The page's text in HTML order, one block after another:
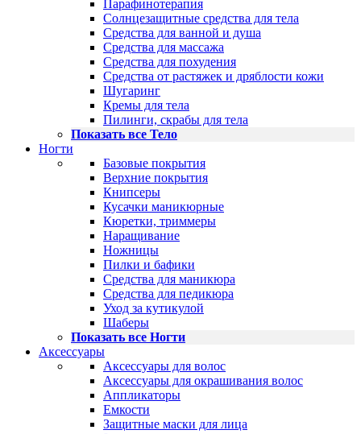
Парафинотерапия
Солнцезащитные средства для тела
Средства для ванной и душа
Средства для массажа
Средства для похудения
Средства от растяжек и дряблости кожи
Шугаринг
Кремы для тела
Пилинги, скрабы для тела
Показать все Тело
Ногти
Базовые покрытия
Верхние покрытия
Книпсеры
Кусачки маникюрные
Кюретки, триммеры
Наращивание
Ножницы
Пилки и бафики
Средства для маникюра
Средства для педикюра
Уход за кутикулой
Шаберы
Показать все Ногти
Аксессуары
Аксессуары для волос
Аксессуары для окрашивания волос
Аппликаторы
Емкости
Защитные маски для лица